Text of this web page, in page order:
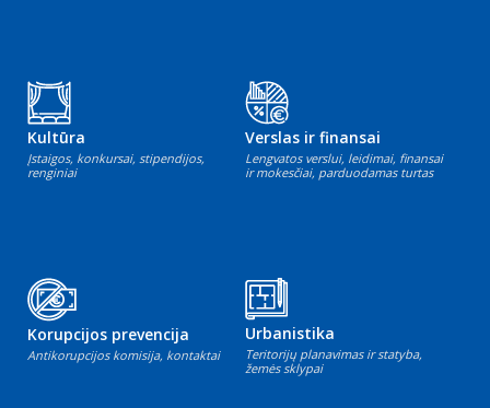
Kultūra
Įstaigos, konkursai, stipendijos,
renginiai
Verslas ir finansai
Lengvatos verslui, leidimai, finansai
ir mokesčiai, parduodamas turtas
Korupcijos prevencija
Antikorupcijos komisija, kontaktai
Urbanistika
Teritorijų planavimas ir statyba,
žemės sklypai